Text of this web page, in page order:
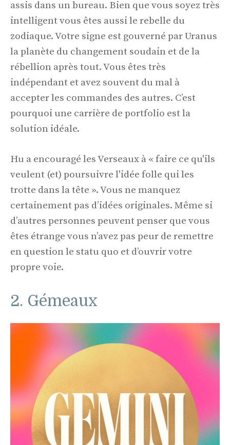
assis dans un bureau. Bien que vous soyez très
intelligent vous êtes aussi le rebelle du
zodiaque. Votre signe est gouverné par Uranus
la planète du changement soudain et de la
rébellion après tout. Vous êtes très
indépendant et avez souvent du mal à
accepter les commandes des autres. C’est
pourquoi une carrière de portfolio est la
solution idéale.
Hu a encouragé les Verseaux à « faire ce qu'ils
veulent (et) poursuivre l'idée folle qui les
trotte dans la tête ». Vous ne manquez
certainement pas d’idées originales. Même si
d’autres personnes peuvent penser que vous
êtes étrange vous n’avez pas peur de remettre
en question le statu quo et d’ouvrir votre
propre voie.
2. Gémeaux